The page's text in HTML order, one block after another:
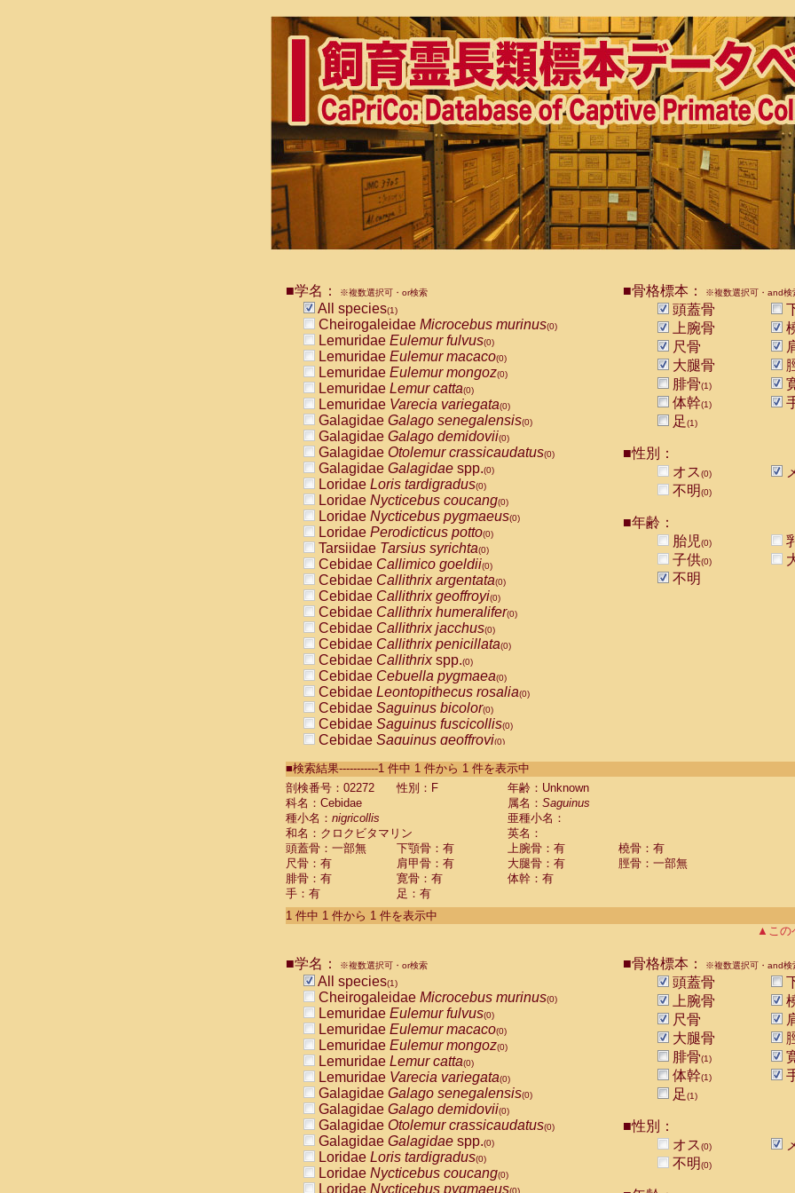
■学名： ※複数選択可・or検索
All species(1)
Cheirogaleidae Microcebus murinus(0)
Lemuridae Eulemur fulvus(0)
Lemuridae Eulemur macaco(0)
Lemuridae Eulemur mongoz(0)
Lemuridae Lemur catta(0)
Lemuridae Varecia variegata(0)
Galagidae Galago senegalensis(0)
Galagidae Galago demidovii(0)
Galagidae Otolemur crassicaudatus(0)
Galagidae Galagidae spp.(0)
Loridae Loris tardigradus(0)
Loridae Nycticebus coucang(0)
Loridae Nycticebus pygmaeus(0)
Loridae Perodicticus potto(0)
Tarsiidae Tarsius syrichta(0)
Cebidae Callimico goeldii(0)
Cebidae Callithrix argentata(0)
Cebidae Callithrix geoffroyi(0)
Cebidae Callithrix humeralifer(0)
Cebidae Callithrix jacchus(0)
Cebidae Callithrix penicillata(0)
Cebidae Callithrixspp.(0)
Cebidae Cebuella pygmaea(0)
Cebidae Leontopithecus rosalia(0)
Cebidae Saguinus bicolor(0)
Cebidae Saguinus fuscicollis(0)
Cebidae Saguinus geoffroyi(0)
CebidaeSaguinus labiatus(0)
Cebidae Saguinus leucopus (0)
Cebidae
CebidaeSaguinus mystax
CebidaeSaguinus nigricollis (1)
Cebidae Saguinus oedipus
Cebidae Saguinus weddelli
Cebidae Saguinusspp.
Cebidae Aotus trivirgatus
Cebidae Cebus albifrons
CebidaeCebus nigrivittatus
CebidaeCebus
CebidaeSaimiri boliviensis(0)
CebidaeSaimiri sciureus(0)
AtelidaeAlouatta caraya(0)
AtelidaeAlouatta fusca(0)
AtelidaeAlouatta seniculus
AtelidaeAlouattaspp.(0)
AtelidaeAteles belzebuth(0)
AtelidaeAteles geoffroyi(0)
AtelidaeAteles paniscus(0)
AtelidaeAtelesspp.(0)
Atelidae Lagothrix lagothricha
AtelidaeLagothrix lagothricha cana
PitheciidaeCacajao calvus rubicundus
■骨格標本： ※複数選択可・and検
頭蓋骨
上腕骨
尺骨
大腿骨
腓骨(1)
体幹(1)
足(1)
■性別：
オス(0)
不明(0)
■年齢：
胎児(0)
子供(0)
不明
■検索結果-----------1 件中 1 件から 1 件を表示中
剖検番号：02272
性別：F
年齢：Unknown
科名：Cebidae
属名： Saguinus
種小名： nigricollis
亜種小名：
和名：クロクビタマリン
英名：
頭蓋骨：一部無
下顎骨：有 上腕骨：有
橈骨：有
尺骨：有
肩甲骨：有 大腿骨：有
脛骨：一部無
腓骨：有
寛骨：有
体幹：有
手：有
足：有
1 件中 1 件から 1 件を表示中
▲この
■学名： ※複数選択可・or検索
All species(1)
Cheirogaleidae Microcebus murinus(0)
Lemuridae Eulemur fulvus(0)
Lemuridae Eulemur macaco(0)
Lemuridae Eulemur mongoz(0)
Lemuridae Lemur catta(0)
Lemuridae Varecia variegata(0)
Galagidae Galago senegalensis(0)
Galagidae Galago demidovii(0)
Galagidae Otolemur crassicaudatus(0)
Galagidae Galagidae spp.(0)
Loridae Loris tardigradus(0)
Loridae Nycticebus coucang(0)
Loridae Nycticebus pygmaeus(0)
■骨格標本： ※複数選択可・and検
頭蓋骨
上腕骨
尺骨
大腿骨
腓骨(1)
体幹(1)
足(1)
■性別：
オス(0)
不明(0)